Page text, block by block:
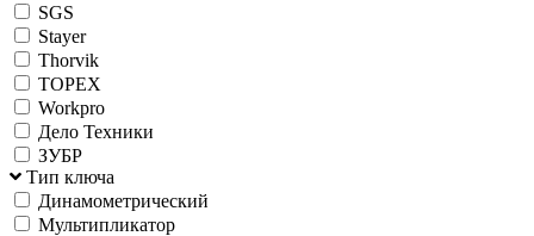
SGS
Stayer
Thorvik
TOPEX
Workpro
Дело Техники
ЗУБР
Тип ключа
Динамометрический
Мультипликатор